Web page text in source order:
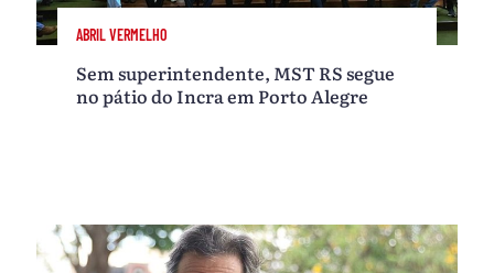
ABRIL VERMELHO
Sem superintendente, MST RS segue
no pátio do Incra em Porto Alegre